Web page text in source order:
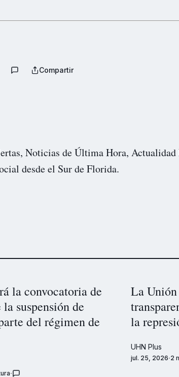
Compartir
Noticias de Última Hora,
desde el Sur de Florida.
la convocatoria de
suspensión de
del régimen de
La Unión
la
UHN Plus
jul. 25, 2026 2